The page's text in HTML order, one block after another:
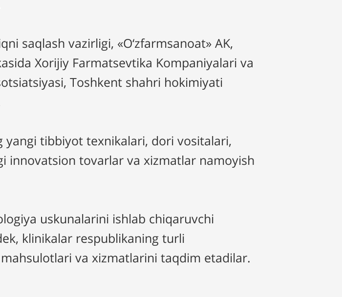
saqlash vazirligi, «O‘zfarmsanoat» AK,
Xorijiy Farmatsevtika Kompaniyalari va
Toshkent shahri hokimiyati
yangi tibbiyot texnikalari, dori vositalari,
innovatsion tovarlar va xizmatlar namoyish
uskunalarini ishlab chiqaruvchi
klinikalar respublikaning turli
va xizmatlarini taqdim etadilar.